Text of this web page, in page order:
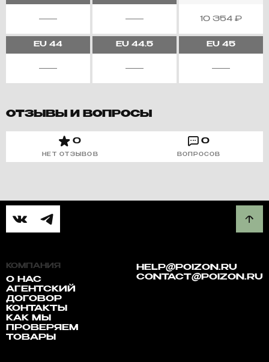
10 354 ₽
EU 44 EU 44.5 EU 45
ОТЗЫВЫ И ВОПРОСЫ
0
НЕТ ОТЗЫВОВ
0
ВОПРОСОВ
КОМПАНИЯ
О НАС
АГЕНТСКИЙ
ДОГОВОР
КОНТАКТЫ
КАК МЫ
ПРОВЕРЯЕМ
ТОВАРЫ
HELP@POIZON.RU
CONTACT@POIZON.RU